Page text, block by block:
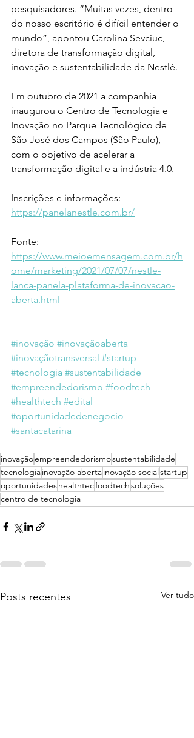
pesquisadores. “Muitas vezes, dentro
do nosso escritório é difícil entender o
mundo”, apontou Carolina Sevciuc,
diretora de transformação digital,
inovação e sustentabilidade da Nestlé.
Em outubro de 2021 a companhia
inaugurou o Centro de Tecnologia e
Inovação no Parque Tecnológico de
São José dos Campos (São Paulo),
com o objetivo de acelerar a
transformação digital e a indústria 4.0.
Inscrições e informações:
https://panelanestle.com.br/
Fonte:
https://www.meioemensagem.com.br/h
ome/marketing/2021/07/07/nestle-
lanca-panela-plataforma-de-inovacao-
aberta.html
#inovação #inovaçãoaberta
#inovaçãotransversal #startup
#tecnologia #sustentabilidade
#empreendedorismo #foodtech
#healthtech #edital
#oportunidadedenegocio
#santacatarina
inovaçãoempreendedorismosustentabilidade
tecnologiainovação abertainovação socialstartup
oportunidadeshealthtecfoodtechsoluções
centro de tecnologia
Posts recentes Ver tudo